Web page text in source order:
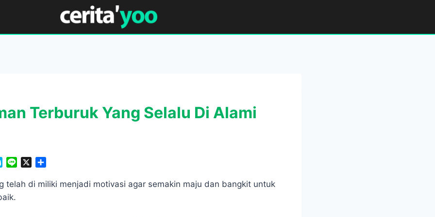
Terburuk Yang Selalu Di Alami
y
p
n
a
telah di miliki menjadi motivasi agar semakin maju dan bangkit untuk